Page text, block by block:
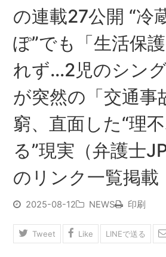
の連載27公開 “冷
ぽ”でも「生活保
れず…2児のシン
が突然の「交通事
窮、直面した“理
る”現実（弁護士
のリンク一覧掲載
2025-08-12 NEWS 印刷
Tweet Like LINEで送る